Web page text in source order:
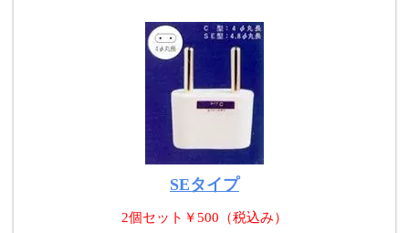
SEタイプ
2個セット￥500（税込み）